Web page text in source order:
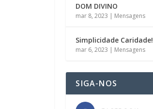
DOM DIVINO
mar 8, 2023 | Mensagens
Simplicidade Caridade!
mar 6, 2023 | Mensagens
SIGA-NOS